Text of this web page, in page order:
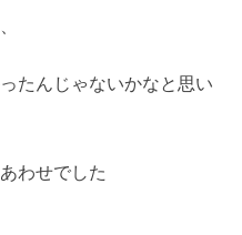
たんじゃないかなと思い
わせでした